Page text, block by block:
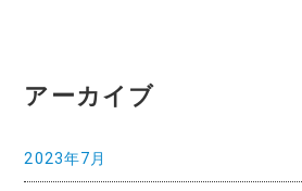
ゲ
シ
アーカイブ
2023年7月